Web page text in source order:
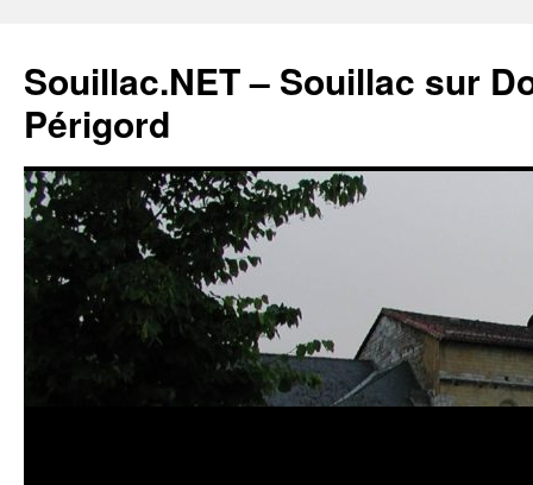
Souillac.NET – Souillac sur
Périgord